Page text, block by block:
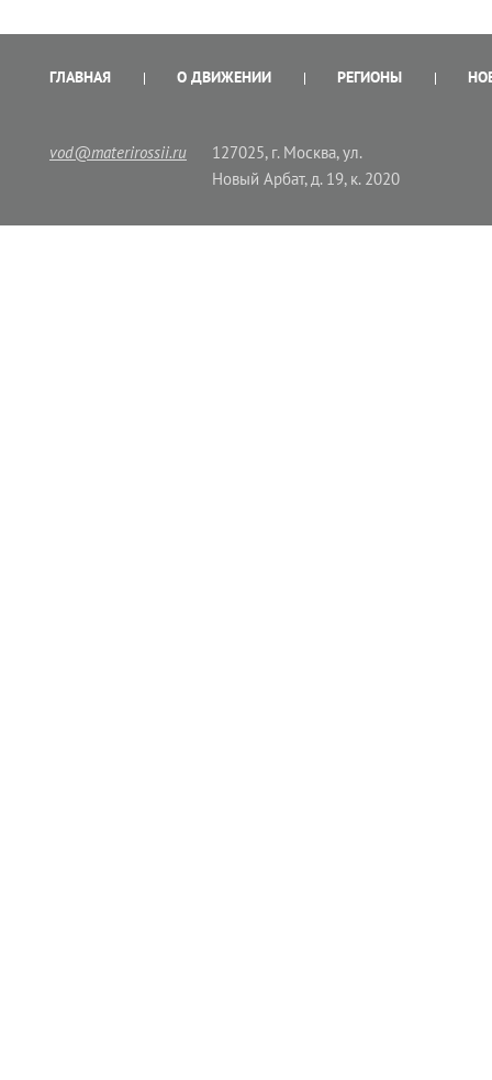
ГЛАВНАЯ О ДВИЖЕНИИ РЕГИОНЫ
vod@materirossii.ru
127025, г. Москва, ул.
Новый Арбат, д. 19, к. 2020